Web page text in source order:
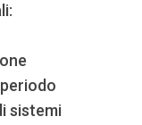
sistemi